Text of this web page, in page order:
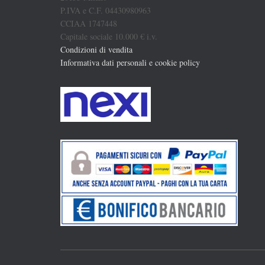
P.IVA e C.F. 04430980963
CCIAA 1747448
Capitale sociale 10.000 € i.v.
Condizioni di vendita
Informativa dati personali e cookie policy